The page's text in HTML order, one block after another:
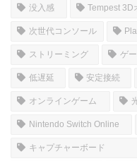
没入感 Tempest 3D
次世代コンソール
ストリーミング ゲ
低遅延 安定接続
オンラインゲーム
Nintendo Switch Online
キャプチャーボード